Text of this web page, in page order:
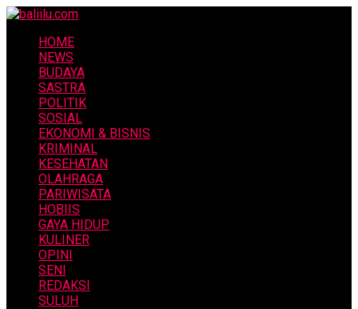
HOME
NEWS
BUDAYA
SASTRA
POLITIK
SOSIAL
EKONOMI & BISNIS
KRIMINAL
KESEHATAN
OLAHRAGA
PARIWISATA
HOBIIS
GAYA HIDUP
KULINER
OPINI
SENI
REDAKSI
SULUH